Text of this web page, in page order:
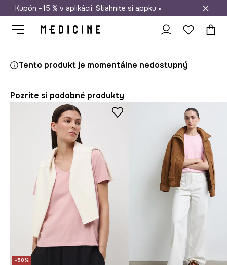
Doprava zadarmo od 50 €
Kupón –15 % v aplikácii. Stiahnite si appku »
Tento produkt je momentálne nedostupný
Pozrite si podobné produkty
-50%